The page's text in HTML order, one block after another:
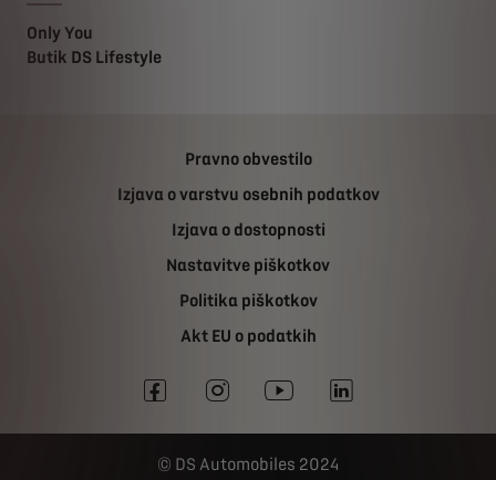
Only You
Butik DS Lifestyle
Pravno obvestilo
Izjava o varstvu osebnih podatkov
Izjava o dostopnosti
Nastavitve piškotkov
Politika piškotkov
Akt EU o podatkih
DS Automobiles 2024